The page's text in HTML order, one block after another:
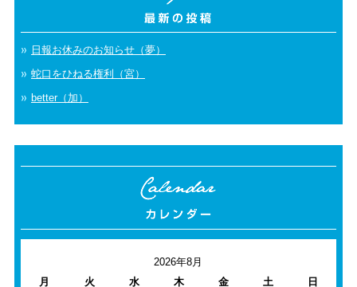
日報お休みのお知らせ（夢）
蛇口をひねる権利（宮）
better（加）
2026年8月
月
火 水 木 金 土
日